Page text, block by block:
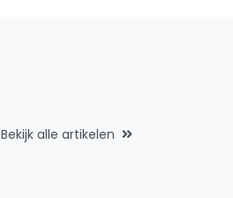
Bekijk alle artikelen